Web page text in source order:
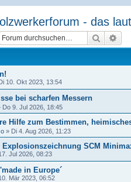
- das
Suche
10. Okt 2023, 13:54
bei scharfen Messern
Do 9. Jul 2026, 18:45
Hilfe zum Bestimmen,
» Di 4. Aug 2026, 11:23
Explosionszeichnung SCM
Jul 2026, 08:23
in Europe´
Mär 2023, 06:52